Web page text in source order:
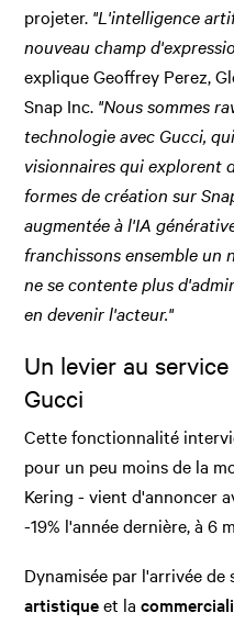
projeter. "L'intelligence
nouveau champ
explique Geoffrey Perez,
Snap Inc. "Nous sommes
technologie avec Gucci,
visionnaires qui explorent
formes de création sur
augmentée à l'IA
franchissons ensemble un
ne se contente plus
en devenir l'acteur."
Un levier au
Gucci
Cette fonctionnalité
pour un peu moins de la
Kering - vient d'annoncer
-19% l'année dernière, à 6
Dynamisée par l'arrivée de
artistiqueet la